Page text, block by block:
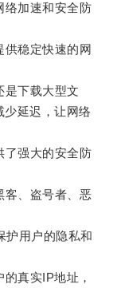
加速和安全防
稳定快速的网
下载大型文
延迟，让网络
强大的安全防
、盗号者、恶
用户的隐私和
真实IP地址，